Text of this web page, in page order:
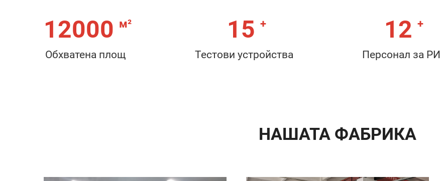
12000
Обхватена площ
15
Тестови устройства
12
Персонал за РИ
НАШАТА ФАБРИКА